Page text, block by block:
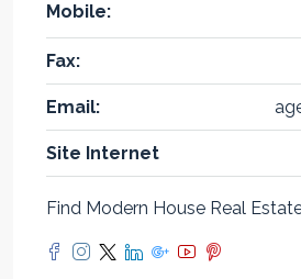
Mobile:
Fax:
Email:
Site Internet
Find Modern House Real